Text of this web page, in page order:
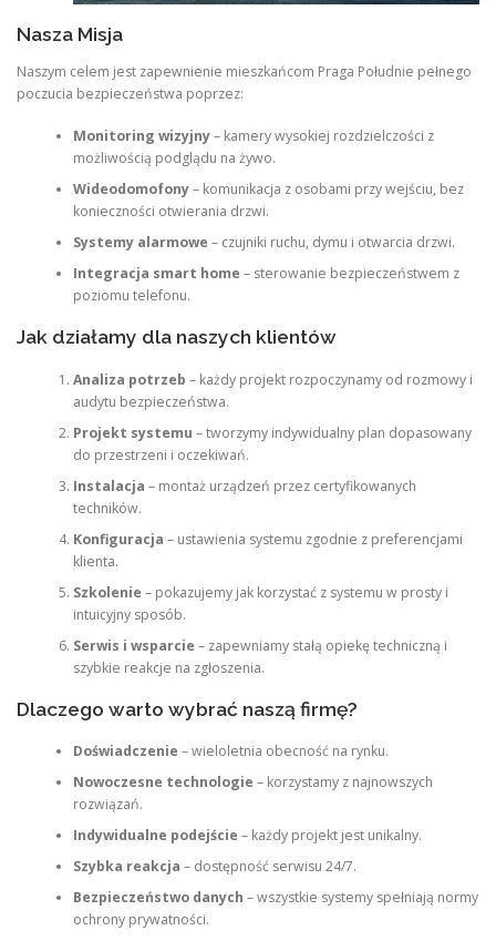
Nasza Misja
Naszym celem jest zapewnienie mieszkańcom Praga Południe pełnego
poczucia bezpieczeństwa poprzez:
Monitoring wizyjny– kamery wysokiej rozdzielczości z
możliwością podglądu na żywo.
Wideodomofony– komunikacja z osobami przy wejściu, bez
konieczności otwierania drzwi.
Systemy alarmowe – czujniki ruchu, dymu i otwarcia drzwi.
Integracja smart home – sterowanie bezpieczeństwem z
poziomu telefonu.
Jak działamy dla naszych klientów
Analiza potrzeb – każdy projekt rozpoczynamy od rozmowy i
audytu bezpieczeństwa.
Projekt systemu – tworzymy indywidualny plan dopasowany
do przestrzeni i oczekiwań.
Instalacja – montaż urządzeń przez certyfikowanych
techników.
Konfiguracja – ustawienia systemu zgodnie z preferencjami
klienta.
Szkolenie – pokazujemy jak korzystać z systemu w prosty i
intuicyjny sposób.
Serwis i wsparcie – zapewniamy stałą opiekę techniczną i
szybkie reakcje na zgłoszenia.
Dlaczego warto wybrać naszą firmę?
Doświadczenie – wieloletnia obecność na rynku.
Nowoczesne technologie – korzystamy z najnowszych
rozwiązań.
Indywidualne podejście – każdy projekt jest unikalny.
Szybka reakcja – dostępność serwisu 24/7.
Bezpieczeństwo danych – wszystkie systemy spełniają normy
ochrony prywatności.